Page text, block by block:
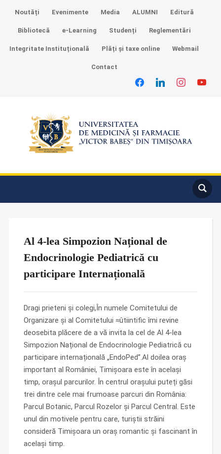
Noutăți Evenimente Media ALUMNI Editură
Bibliotecă e-Learning Studenți Reglementări
Integritate Instituțională Plăți și taxe online Webmail
Contact
facebooklinkedin instagramyoutube
Al 4-lea Simpozion Național de
Endocrinologie Pediatrică cu
participare Internațională
Dragi prieteni și colegi,În numele Comitetului de
Organizare și al Comitetului ≈ûtiintific îmi revine
deosebita plăcere de a vă invita la cel de Al 4-lea
Simpozion Național de Endocrinologie Pediatrică cu
participare internațională „EndoPed”.Al doilea oraș
important al României, Timișoara este în același
timp, orașul parcurilor. În centrul orașului puteți găsi
trei dintre cele mai frumoase parcuri din România:
Parcul Botanic, Parcul Rozelor și Parcul Central. Este
unul din motivele pentru care, turiștii străini
consideră Timișoara un oraș romantic și fascinant în
același timp.